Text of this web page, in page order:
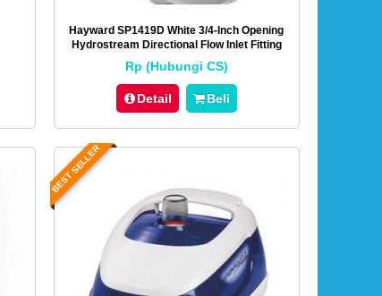
Hayward SP1419D White 3/4-Inch Opening
Hydrostream Directional Flow Inlet Fitting
With 1-1/2-Inch MIP Thread
Rp (Hubungi CS)
Detail Beli
BEST SELLER